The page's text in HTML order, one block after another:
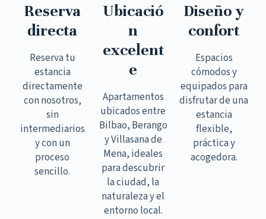
Reserva
directa
Reserva tu
estancia
directamente
con nosotros,
sin
intermediarios
y con un
proceso
sencillo.
Ubicació
n
excelent
e
Apartamentos
ubicados entre
Bilbao, Berango
y Villasana de
Mena, ideales
para descubrir
la ciudad, la
naturaleza y el
entorno local.
Diseño y
confort
Espacios
cómodos y
equipados para
disfrutar de una
estancia
flexible,
práctica y
acogedora.